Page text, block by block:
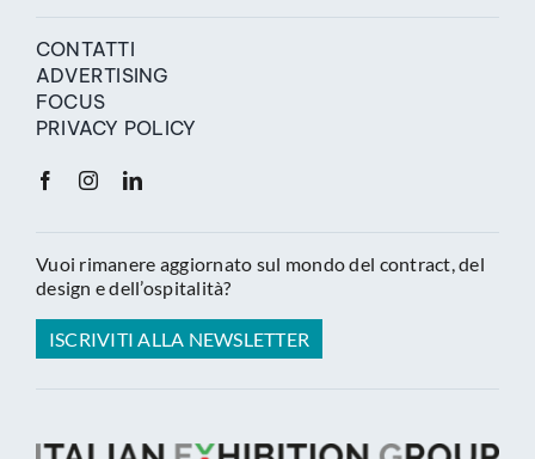
CONTATTI
ADVERTISING
FOCUS
PRIVACY POLICY
Vuoi rimanere aggiornato sul mondo del contract, del
design e dell’ospitalità?
ISCRIVITI ALLA NEWSLETTER